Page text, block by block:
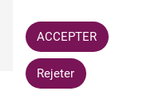
Politique de cookies
Termes APPs
All Rights Reserved ©
ACCEPTER
Rejeter